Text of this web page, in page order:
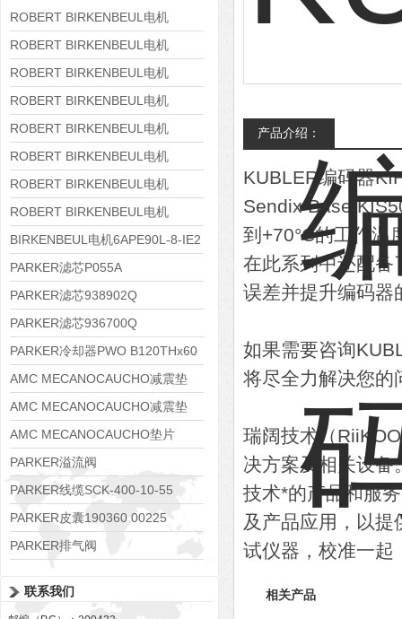
ROBERT BIRKENBEUL电机
8APE225M-4-IE3
ROBERT BIRKENBEUL电机
8APE180L-4 IE3
ROBERT BIRKENBEUL电机
8APE160M-6 IE3
ROBERT BIRKENBEUL电机
8APE160L-4-IE3
ROBERT BIRKENBEUL电机
8APE112M-6K-IE3
ROBERT BIRKENBEUL电机
8APE100L-2 IE3
ROBERT BIRKENBEUL电机
8APE90S-4 IE3
ROBERT BIRKENBEUL电机
8APE80M-2K-IE3
BIRKENBEUL电机6APE90L-8-IE2
PARKER滤芯P055A
PARKER滤芯938902Q
PARKER滤芯936700Q
PARKER冷却器PWO B120THx60
AMC MECANOCAUCHO减震垫
138552
AMC MECANOCAUCHO减震垫
138551
AMC MECANOCAUCHO垫片
608074
PARKER溢流阀
RE06M35W2N1KWXG087
PARKER线缆SCK-400-10-55
PARKER皮囊190360 00225
PARKER排气阀
联系我们
产品介绍：
KUBLER编码器
Sendix Base
到+70°C的工作温
在此系列中还配
误差并提升编码器
如果需要咨询
将尽全力解决您的
瑞阔技术（
决方案及相关设备
技术*的产品和服
及产品应用，以提
试仪器，校准一起
相关产品